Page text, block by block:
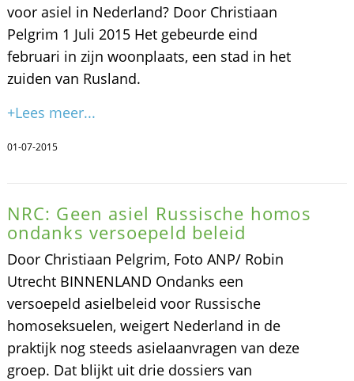
voor asiel in Nederland? Door Christiaan
Pelgrim 1 Juli 2015 Het gebeurde eind
februari in zijn woonplaats, een stad in het
zuiden van Rusland.
+Lees meer...
01-07-2015
NRC: Geen asiel Russische homos
ondanks versoepeld beleid
Door Christiaan Pelgrim, Foto ANP/ Robin
Utrecht BINNENLAND Ondanks een
versoepeld asielbeleid voor Russische
homoseksuelen, weigert Nederland in de
praktijk nog steeds asielaanvragen van deze
groep. Dat blijkt uit drie dossiers van